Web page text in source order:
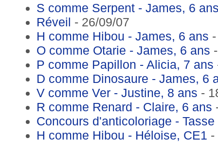
S comme Serpent - James, 6
Réveil - 26/09/07
H comme Hibou - James, 6 ans
O comme Otarie - James, 6 ans
P comme Papillon - Alicia, 7 ans
D comme Dinosaure - James, 6
V comme Ver - Justine, 8 ans -
R comme Renard - Claire, 6 ans
Concours d'anticoloriage -
H comme Hibou - Héloise, CE1 -